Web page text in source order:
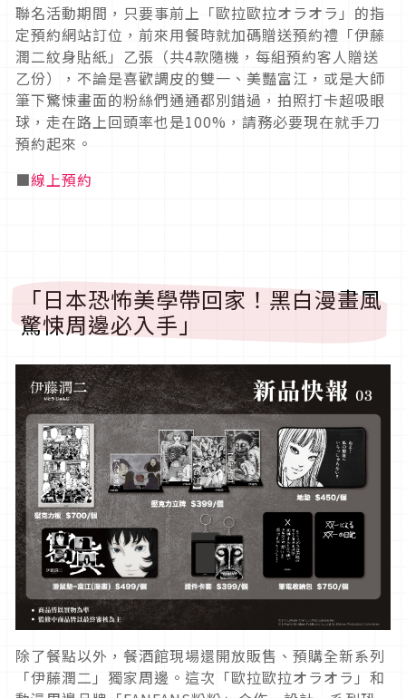
聯名活動期間，只要事前上「歐拉歐拉オラオラ」的指
定預約網站訂位，前來用餐時就加碼贈送預約禮「伊藤
潤二紋身貼紙」乙張（共4款隨機，每組預約客人贈送
乙份），不論是喜歡調皮的雙一、美豔富江，或是大師
筆下驚悚畫面的粉絲們通通都別錯過，拍照打卡超吸眼
球，走在路上回頭率也是100% ，請務必要現在就手刀
預約起來。
■線上預約
「日本恐怖美學帶回家！黑白漫畫風
驚悚周邊必入手」
除了餐點以外，餐酒館現場還開放販售、預購全新系列
「伊藤潤二」獨家周邊。 這次「歐拉歐拉オラオラ」和